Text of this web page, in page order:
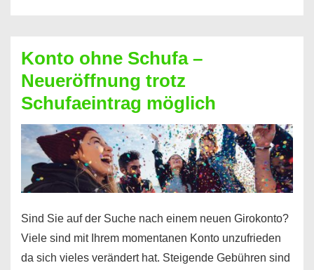
Sie
einen
Kredit
ohne
Einkommensnachweis
Konto ohne Schufa –
Neueröffnung trotz
Schufaeintrag möglich
Sind Sie auf der Suche nach einem neuen Girokonto?
Viele sind mit Ihrem momentanen Konto unzufrieden
da sich vieles verändert hat. Steigende Gebühren sind